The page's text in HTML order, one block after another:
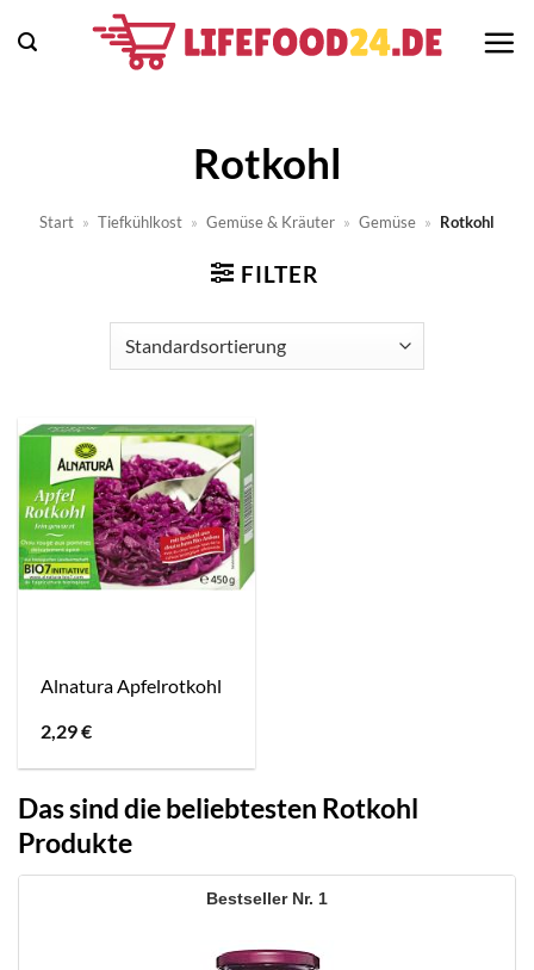
Inhalt
Rotkohl
Start » Tiefkühlkost » Gemüse & Kräuter » Gemüse » Rotkohl
FILTER
Alnatura Apfelrotkohl
2,29€
Das sind die beliebtesten Rotkohl
Produkte
1